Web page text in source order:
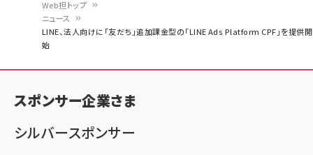
く
ず
Web担トップ
ニュース
LINE、法人向けに「友だち」追加課金型の「LINE Ads Platform CPF」を提供開
始
スポンサー企業さま
シルバースポンサー